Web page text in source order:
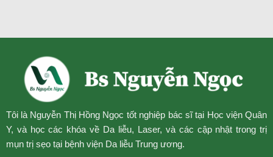
Tôi là Nguyễn Thị Hồng Ngọc tốt nghiệp bác sĩ tại Học viện Quân
Y, và học các khóa về Da liễu, Laser, và các cập nhật trong trị
mụn trị sẹo tại bệnh viện Da liễu Trung ương.